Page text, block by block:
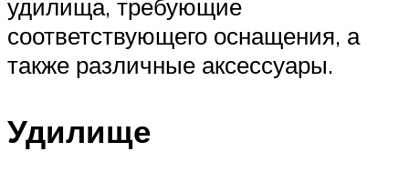
удилища, требующие
соответствующего оснащения, а
также различные аксессуары.
Удилище